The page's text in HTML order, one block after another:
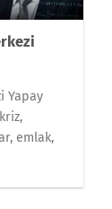
Yapay
emlak,